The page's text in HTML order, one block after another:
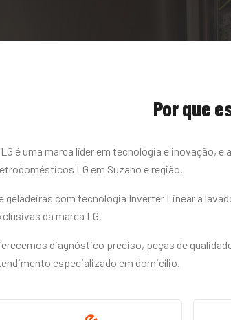
Por que
é uma marca líder em tecnologia e inovação,
LG em Suzano e região.
geladeiras com tecnologia Inverter Linear a
da marca LG.
diagnóstico preciso, peças de
especializado em domicílio.